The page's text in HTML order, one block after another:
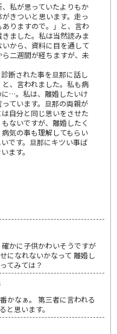
私が思っていたよりもか
きついと思います。走っ
りますので。」と、言わ
ました。私は当然読みま
から、資料に目を通して
二週間が経ちますが、未
断された事を旦那に話し
、言われました。私も病
…。私は、離婚したいけ
ています。旦那の両親が
自分と同じ思いをさせた
ないですが、離婚したく
気の事も理解してもらい
です。旦那にキツい事ば
ます。
かに子供かわいそうですが
になれないかなって 離婚し
てみては？
かなぁ。 第三者に言われる
と思います。